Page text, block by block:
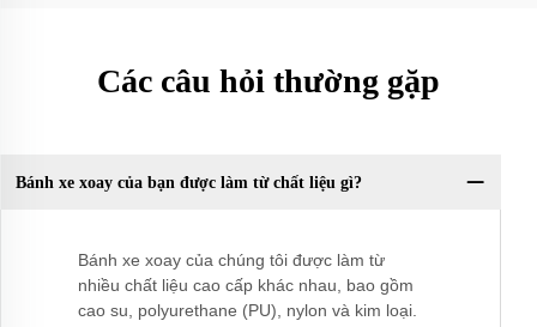
Các câu hỏi thường gặp
Bánh xe xoay của bạn được làm từ chất liệu gì?
Bánh xe xoay của chúng tôi được làm từ
nhiều chất liệu cao cấp khác nhau, bao gồm
cao su, polyurethane (PU), nylon và kim loại.